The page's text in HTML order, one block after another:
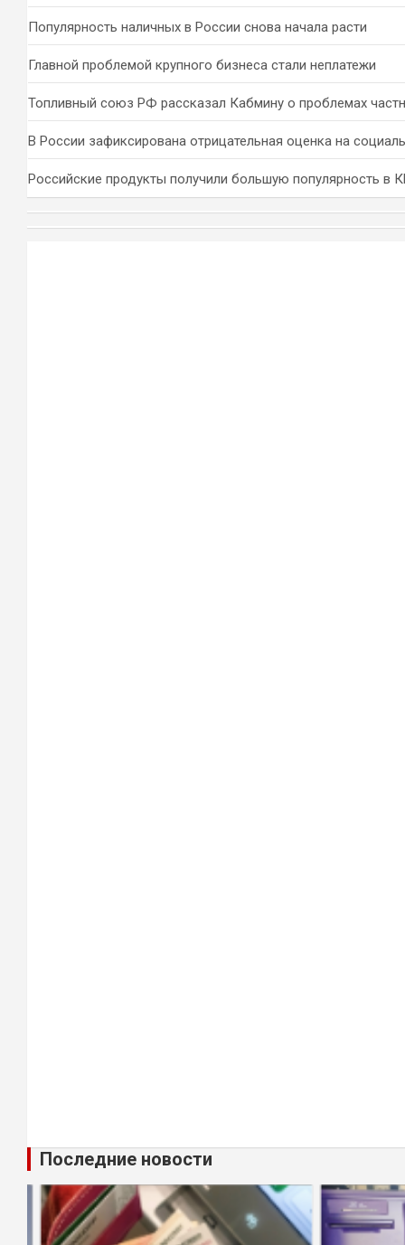
Популярность наличных в России снова начала расти
Главной проблемой крупного бизнеса стали неплатежи
Топливный союз РФ рассказал Кабмину о проблемах
В России зафиксирована отрицательная оценка на
Российские продукты получили большую популярность в
Последние новости